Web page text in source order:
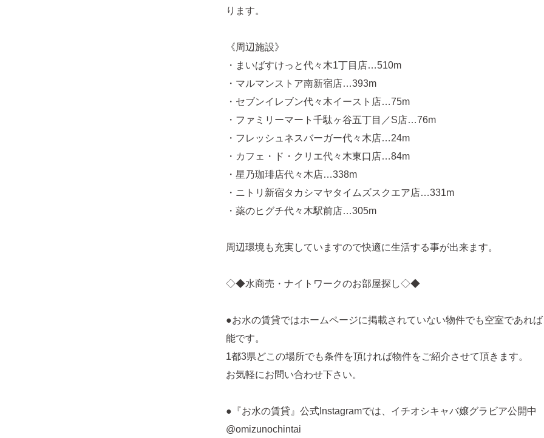
ります。
《周辺施設》
・まいばすけっと代々木1丁目店…510m
・マルマンストア南新宿店…393m
・セブンイレブン代々木イースト店…75m
・ファミリーマート千駄ヶ谷五丁目／S店…76m
・フレッシュネスバーガー代々木店…24m
・カフェ・ド・クリエ代々木東口店…84m
・星乃珈琲店代々木店…338m
・ニトリ新宿タカシマヤタイムズスクエア店…331m
・薬のヒグチ代々木駅前店…305m
周辺環境も充実していますので快適に生活する事が出来ます。
◇◆水商売・ナイトワークのお部屋探し◇◆
●お水の賃貸ではホームページに掲載されていない物件でも空室であれ
能です。
1都3県どこの場所でも条件を頂ければ物件をご紹介させて頂きます。
お気軽にお問い合わせ下さい。
●『お水の賃貸』公式Instagramでは、イチオシキャバ嬢グラビア公開中
@omizunochintai